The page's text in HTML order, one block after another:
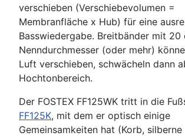
verschieben (Verschiebevolumen =
Membranfläche x Hub) für eine
Basswiedergabe. Breitbänder mit 20
Nenndurchmesser (oder mehr)
Luft verschieben, schwächeln dann
Hochtonbereich.
Der FOSTEX FF125WK tritt in die
FF125K, mit dem er optisch einige
Gemeinsamkeiten hat (Korb, silberne